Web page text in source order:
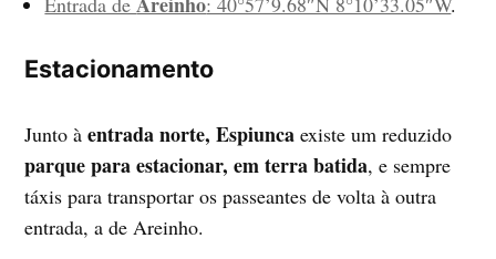
Estacionamento
Junto àentrada norte, Espiunca existe um reduzido
parque para estacionar, em terra batida, e sempre
táxis para transportar os passeantes de volta à outra
entrada, a de Areinho.